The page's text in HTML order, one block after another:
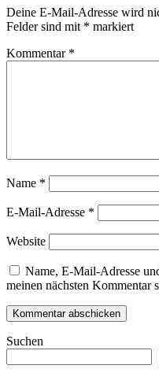
Deine E-Mail-Adresse wird
Felder sind mit * markiert
Kommentar *
Name *
E-Mail-Adresse *
Website
Name, E-Mail-Adresse
meinen nächsten Kommentar
Suchen